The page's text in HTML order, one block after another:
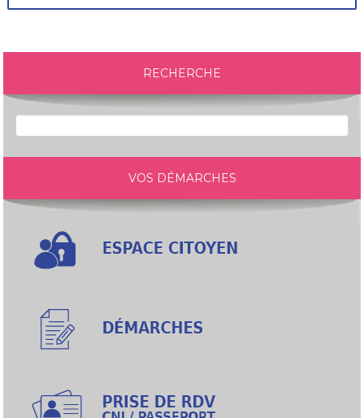
RECHERCHE
VOS DÉMARCHES